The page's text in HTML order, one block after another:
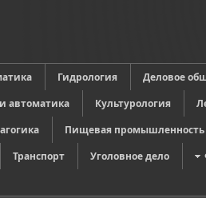
Гидрология Деловое
автоматика Культурология
Пищевая промышленность
Транспорт Уголовное дело